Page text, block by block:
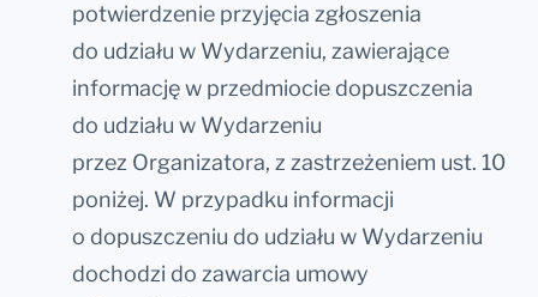
potwierdzenie przyjęcia zgłoszenia
do udziału w Wydarzeniu, zawierające
informację w przedmiocie dopuszczenia
do udziału w Wydarzeniu
przez Organizatora, z zastrzeżeniem ust. 10
poniżej. W przypadku informacji
o dopuszczeniu do udziału w Wydarzeniu
dochodzi do zawarcia umowy